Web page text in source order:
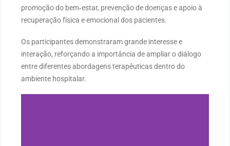
promoção do bem‑estar, prevenção de doenças e apoio à
recuperação física e emocional dos pacientes.
Os participantes demonstraram grande interesse e
interação, reforçando a importância de ampliar o diálogo
entre diferentes abordagens terapêuticas dentro do
ambiente hospitalar.